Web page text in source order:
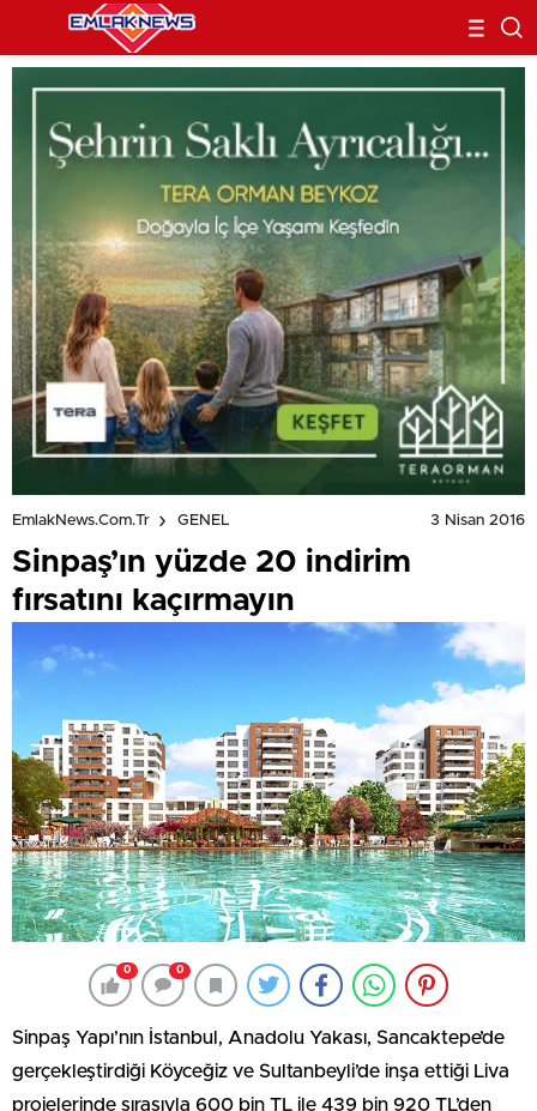
EmlakNews.com.tr GENEL 3 Nisan 2016
Sinpaş’ın yüzde 20 indirim
fırsatını kaçırmayın
0 0
Sinpaş Yapı’nın İstanbul, Anadolu Yakası, Sancaktepe’de
gerçekleştirdiği Köyceğiz ve Sultanbeyli’de inşa ettiği Liva
projelerinde sırasıyla 600 bin TL ile 439 bin 920 TL’den